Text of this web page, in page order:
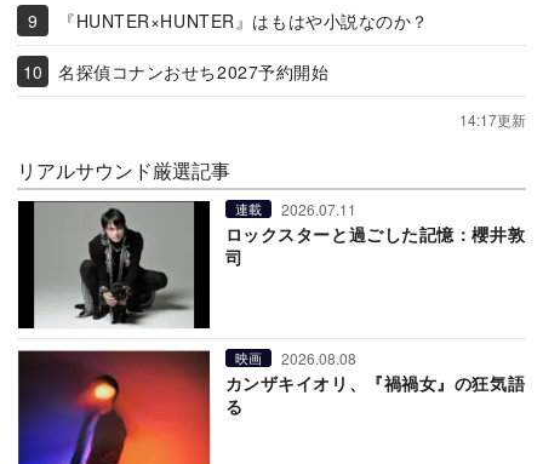
『HUNTER×HUNTER』はもはや小説なのか？
名探偵コナンおせち2027予約開始
14:17更新
リアルサウンド厳選記事
連載 2026.07.11
ロックスターと過ごした記憶：櫻井敦
司
映画 2026.08.08
カンザキイオリ、『禍禍女』の狂気語
る